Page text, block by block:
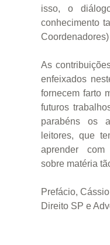
isso, o
conhecimento
Coordenadores)
As
enfeixados
fornecem farto
futuros
parabéns os
leitores, que
aprender
sobre matéria
Prefácio,
Direito SP e